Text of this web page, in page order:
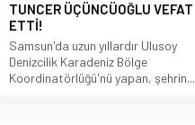
TUNCER ÜÇÜNCÜOĞLU VEFAT
ETTİ!
Samsun'da uzun yıllardır Ulusoy
Denizcilik Karadeniz Bölge
Koordinatörlüğü'nü yapan, şehrin...